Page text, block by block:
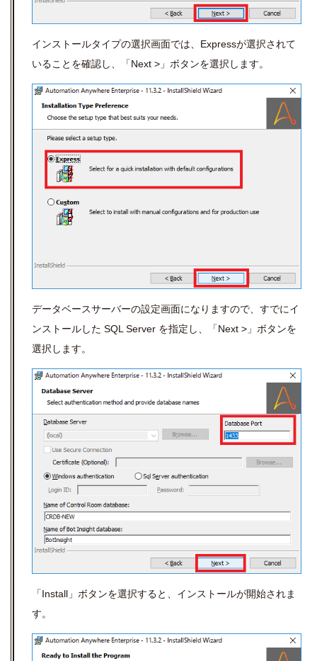
インストールタイプの選択画面では、Expressが選択されて
いることを確認し、「Next >」ボタンを選択します。
データベースサーバーの設定画面になりますので、すでにイ
ンストールした SQL Server を指定し、「Next >」ボタンを
選択します。
「Install」ボタンを選択すると、インストールが開始されま
す。